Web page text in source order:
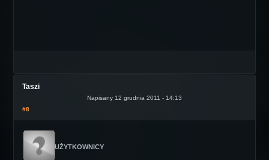
Taszi
Napisany 12 grudnia 2011 - 14:13
#8
UŻYTKOWNICY